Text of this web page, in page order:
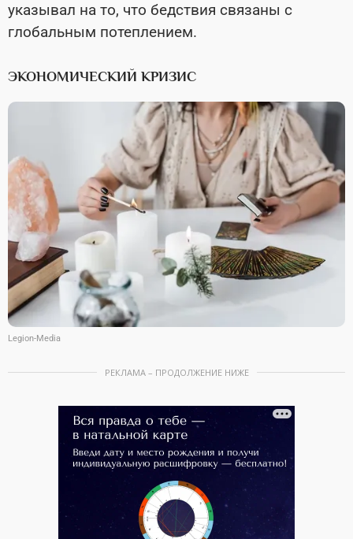
указывал на то, что бедствия связаны с
глобальным потеплением.
ЭКОНОМИЧЕСКИЙ КРИЗИС
Legion-Media
РЕКЛАМА – ПРОДОЛЖЕНИЕ НИЖЕ